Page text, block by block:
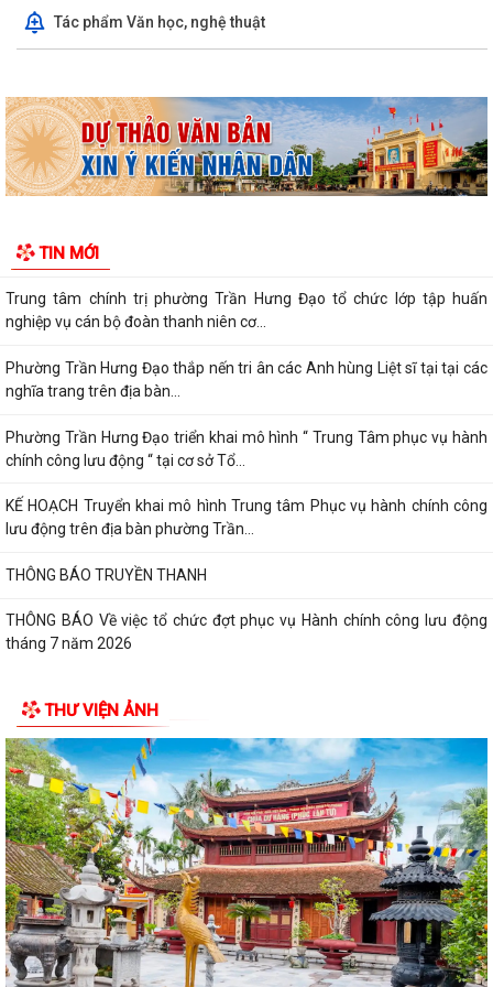
Tác phẩm Văn học, nghệ thuật
TIN MỚI
Phường Trần Hưng Đạo thắp nến tri ân các Anh hùng Liệt sĩ tại tại các
Phường Trần Hưng Đạo triển khai mô hình “ Trung Tâm phục vụ hành
chính công lưu động “ tại cơ sở Tổ...
KẾ HOẠCH Truyển khai mô hình Trung tâm Phục vụ hành chính công
THÔNG BÁO TRUYỀN THANH
THÔNG BÁO Về việc tổ chức đợt phục vụ Hành chính công lưu động
tháng 7 năm 2026
Lãnh đạo Quân khu 3 thăm, tặng quà tại Trung tâm điều dưỡng người
tâm thần Hải Dương nhân dịp 79...
Đồng chí Vũ Thị Hiên, Phó bí thư thường trực Đảng ủy phường Trần
Hưng Đạo thăm, tặng quà nhân Ngày...
Phường Trần Hưng Đạo triển khai lấy mẫu ADN các phần mộ liệt sĩ vô
danh tại Nghĩa trang Liệt Lê Lợi...
Đ/c Nguyễn Minh Thắng Bí thư Đảng ủy- Chủ tịch HĐND phường Trần
Hơn 30 cán bộ, hội viên chữ thập đỏ trên địa bàn phường Trần Hưng
QUYẾT ĐỊNH Về việc công bố Danh mục thủ tục hành chính mới ban
hành, bị bãi bỏ thuộc phạm vi chức...
Đ/c Nguyễn Văn Hà Phó bí thư Đảng ủy- Chủ tịch UBND phường thăm
tặng quà các gia đình chính sách...
QUYẾT ĐỊNH Về việc công bố danh mục thủ tục hành chính ban hành
mới lĩnh vực việc làm thuộc phạm...
QUYẾT ĐỊNH Về việc công bố danh mục thủ tục hành chính ban hành
mới lĩnh vực việc làm thuộc phạm...
THƯ VIỆN ẢNH